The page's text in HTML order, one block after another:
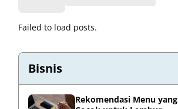
Failed to load posts.
Bisnis
Rekomendasi Menu yang